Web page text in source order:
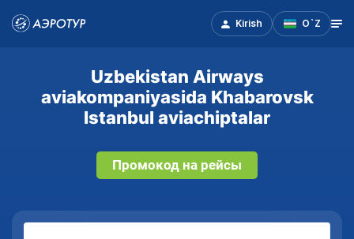
Kirish O`Z
Uzbekistan Airways
aviakompaniyasida Khabarovsk
Istanbul aviachiptalar
Промокод на рейсы